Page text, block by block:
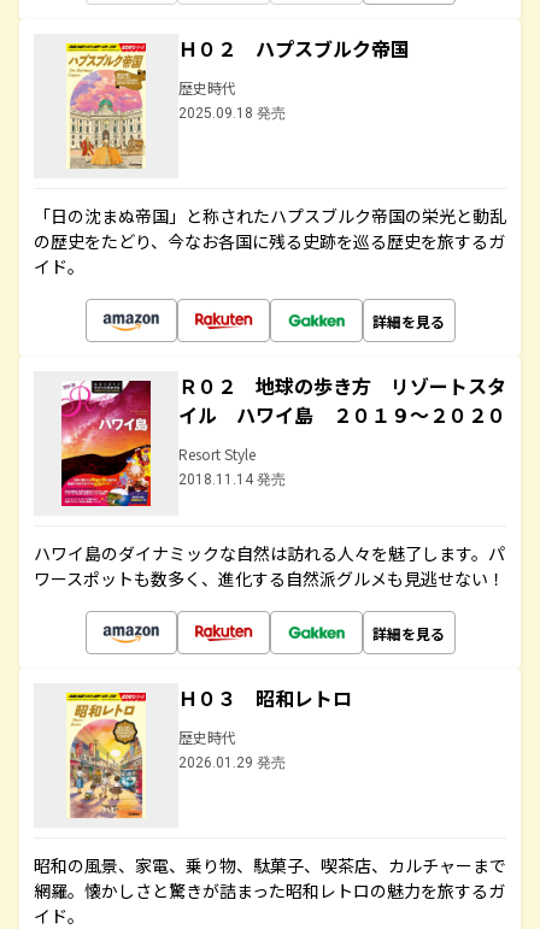
Ｈ０２ ハプスブルク帝国
歴史時代
2025.09.18 発売
「日の沈まぬ帝国」と称されたハプスブルク帝国の栄光と動乱
の歴史をたどり、今なお各国に残る史跡を巡る歴史を旅するガ
イド。
詳細を見る
Ｒ０２ 地球の歩き方 リゾートスタ
イル ハワイ島 ２０１９～２０２０
Resort Style
2018.11.14 発売
ハワイ島のダイナミックな自然は訪れる人々を魅了します。パ
ワースポットも数多く、進化する自然派グルメも見逃せない！
詳細を見る
Ｈ０３ 昭和レトロ
歴史時代
2026.01.29 発売
昭和の風景、家電、乗り物、駄菓子、喫茶店、カルチャーまで
網羅。懐かしさと驚きが詰まった昭和レトロの魅力を旅するガ
イド。